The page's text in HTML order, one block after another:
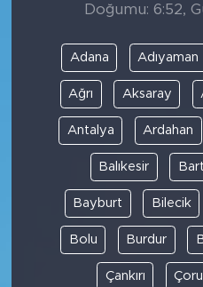
Doğumu: 6:52,
Adana Adıyaman
Ağrı Aksaray
Antalya Ardahan
Balıkesir
Bayburt Bilecik
Bolu Burdur
Çankırı